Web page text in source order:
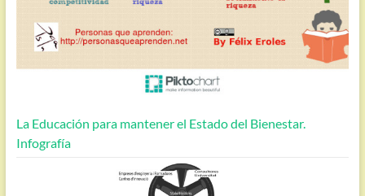
La Educación para mantener el Estado del Bienestar.
Infografía